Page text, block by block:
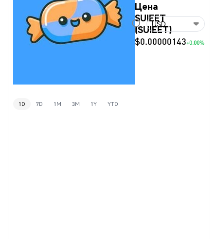
Цена
SUIEET
(SUIEET)
$0.00000143+0.00%
USD
1D 7D 1M 3M 1Y YTD